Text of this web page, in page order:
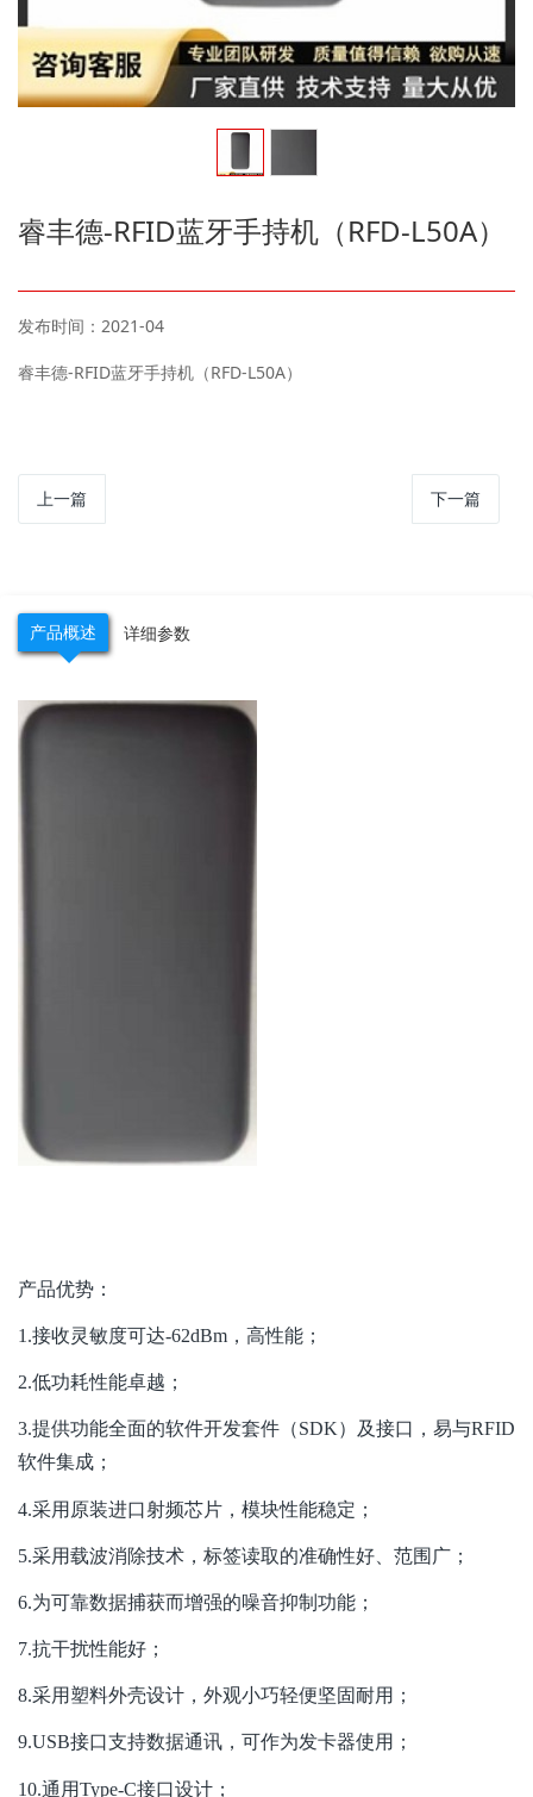
睿丰德-RFID蓝牙手持机（RFD-L50A）
发布时间：2021-04
睿丰德-RFID蓝牙手持机（RFD-L50A）
上一篇 下一篇
产品概述 详细参数
产品优势：
1.接收灵敏度可达-62dBm ，高性能；
2.低功耗性能卓越；
3.提供功能全面的软件开发套件（SDK）及接口，易与RFID
软件集成 ；
4.采用原装进口射频芯片，模块性能稳定 ；
5.采用载波消除技术， 标签读取的准确性好、范围广 ；
6.为可靠数据捕获而增强的噪音抑制功能 ；
7.抗干扰性能好；
8.采用塑料外壳设计，外观小巧轻便坚固耐用 ；
9.USB接口支持数据通讯，可作为发卡器使用 ；
10.通用Type-C接口设计 ；